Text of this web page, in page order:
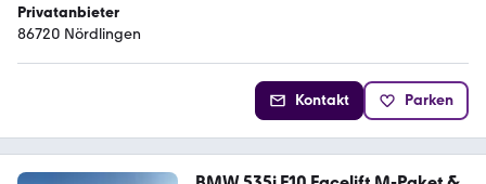
Privatanbieter
86720 Nördlingen
Kontakt Parken